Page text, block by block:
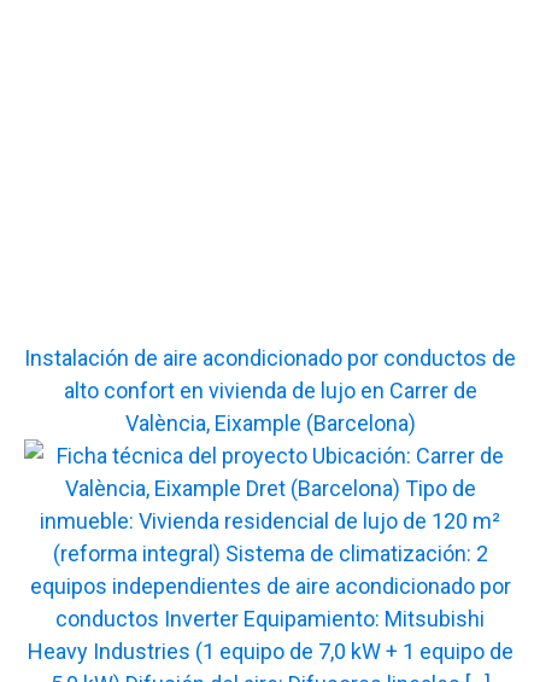
Instalación de aire acondicionado por conductos de
alto confort en vivienda de lujo en Carrer de
València, Eixample (Barcelona)